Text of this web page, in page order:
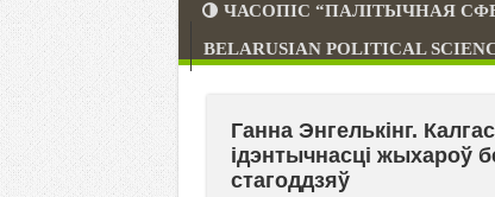
ЧАСОПІС “ПАЛІТЫЧНАЯ
BELARUSIAN POLITICAL
Ганна Энгелькінг.
ідэнтычнасці жыхароў
стагоддзяў